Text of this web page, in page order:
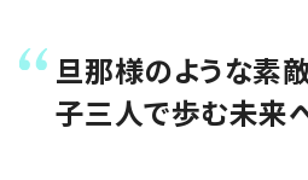
旦那様のような素
子三人で歩む未来